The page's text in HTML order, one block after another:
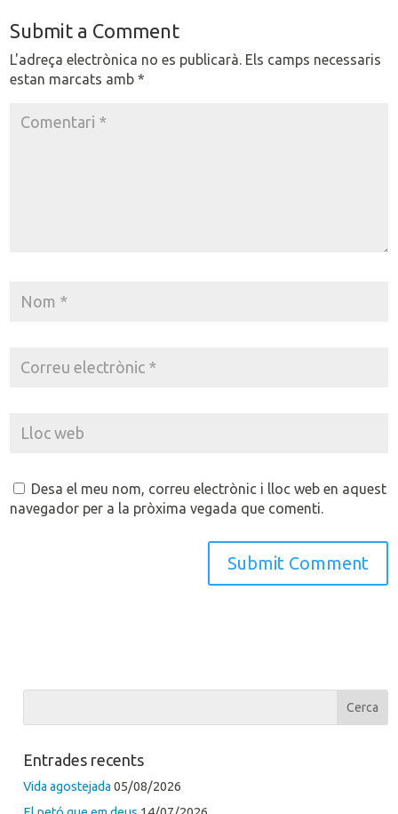
Submit a Comment
L'adreça electrònica no es publicarà. Els camps necessaris
estan marcats amb*
Desa el meu nom, correu electrònic i lloc web en aquest
navegador per a la pròxima vegada que comenti.
Entrades recents
Vida agostejada 05/08/2026